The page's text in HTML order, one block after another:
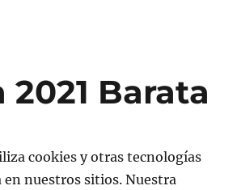
Barata
cookies y otras tecnologías
en nuestros sitios. Nuestra